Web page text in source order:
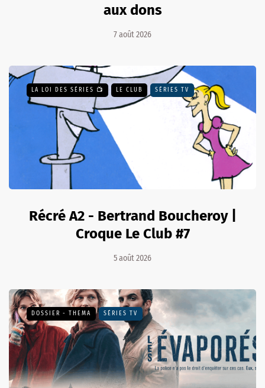
aux dons
7 août 2026
LA LOI DES SÉRIES 📺 LE CLUB SÉRIES TV
Récré A2 - Bertrand Boucheroy |
Croque Le Club #7
5 août 2026
DOSSIER - THEMA SÉRIES TV